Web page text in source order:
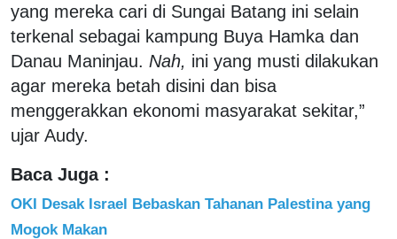
yang mereka cari di Sungai Batang ini selain
terkenal sebagai kampung Buya Hamka dan
Danau Maninjau. Nah, ini yang musti dilakukan
agar mereka betah disini dan bisa
menggerakkan ekonomi masyarakat sekitar,”
ujar Audy.
Baca Juga :
OKI Desak Israel Bebaskan Tahanan Palestina yang
Mogok Makan